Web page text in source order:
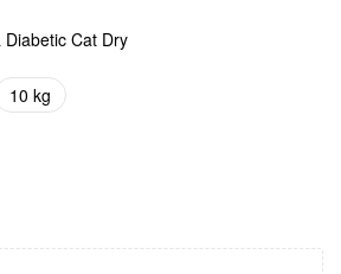
Cat Dry
10 kg